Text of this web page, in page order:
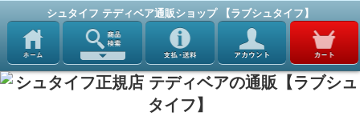
シュタイフ テディベア通販ショップ 【ラブシュタイフ】